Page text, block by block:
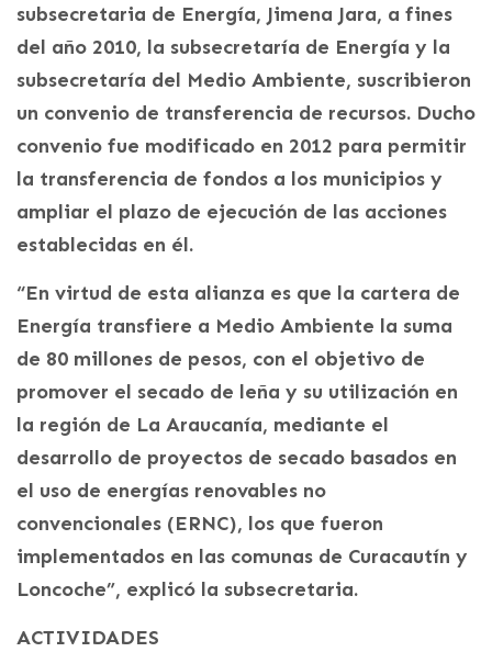
subsecretaria de Energía, Jimena Jara, a fines
del año 2010, la subsecretaría de Energía y la
subsecretaría del Medio Ambiente, suscribieron
un convenio de transferencia de recursos. Ducho
convenio fue modificado en 2012 para permitir
la transferencia de fondos a los municipios y
ampliar el plazo de ejecución de las acciones
establecidas en él.
“En virtud de esta alianza es que la cartera de
Energía transfiere a Medio Ambiente la suma
de 80 millones de pesos, con el objetivo de
promover el secado de leña y su utilización en
la región de La Araucanía, mediante el
desarrollo de proyectos de secado basados en
el uso de energías renovables no
convencionales (ERNC), los que fueron
implementados en las comunas de Curacautín y
Loncoche”, explicó la subsecretaria.
ACTIVIDADES